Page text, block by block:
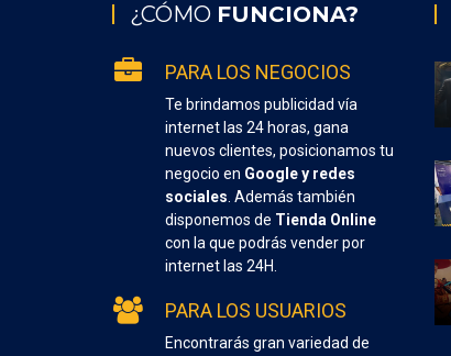
¿CÓMO FUNCIONA?
PARA LOS NEGOCIOS
Te brindamos publicidad vía
internet las 24 horas, gana
nuevos clientes, posicionamos tu
negocio en Google y redes
sociales . Además también
disponemos de Tienda Online
con la que podrás vender por
internet las 24H.
PARA LOS USUARIOS
Encontrarás gran variedad de